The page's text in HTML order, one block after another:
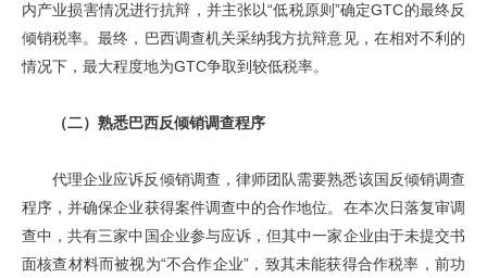
内产业损害情况进行抗辩，并主张以“低税原则”确定GTC的最终反
倾销税率。最终，巴西调查机关采纳我方抗辩意见，在相对不利的
情况下，最大程度地为GTC争取到较低税率。
（二）熟悉巴西反倾销调查程序
代理企业应诉反倾销调查，律师团队需要熟悉该国反倾销调查
程序，并确保企业获得案件调查中的合作地位。在本次日落复审调
查中，共有三家中国企业参与应诉，但其中一家企业由于未提交书
面核查材料而被视为“不合作企业”，致其未能获得合作税率，前功